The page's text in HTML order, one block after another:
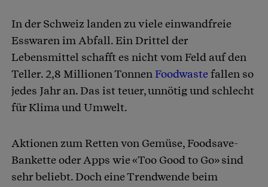
Artikel teilen
In der Schweiz landen zu viele einwandfreie
Esswaren im Abfall. Ein Drittel der
Lebensmittel schafft es nicht vom Feld auf den
Teller. 2,8 Millionen TonnenFoodwastefallen so
jedes Jahr an. Das ist teuer, unnötig und schlecht
für Klima und Umwelt.
Aktionen zum Retten von Gemüse, Foodsave-
Bankette oder Apps wie «Too Good to Go» sind
sehr beliebt. Doch eine Trendwende beim